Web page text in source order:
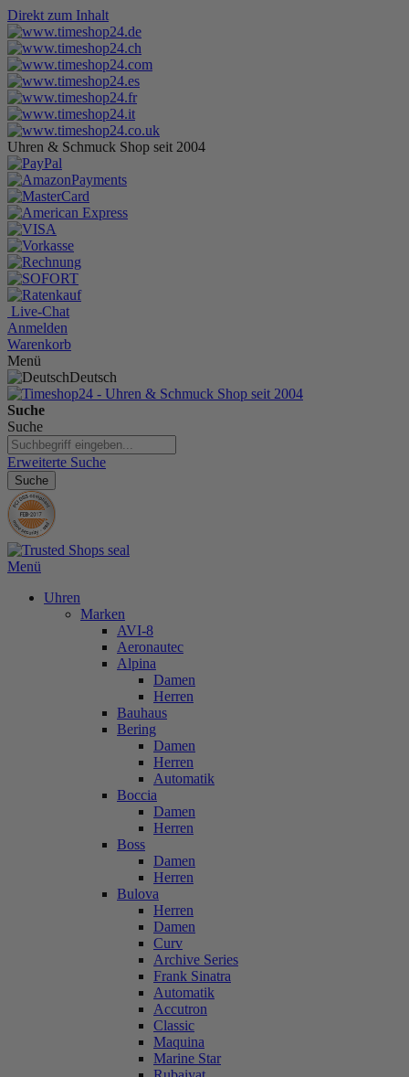
Direkt zum Inhalt
Uhren & Schmuck Shop seit 2004
Live-Chat
Anmelden
Warenkorb
Menü
Deutsch
Suche
Suche
Erweiterte Suche
Suche
Menü
Uhren
Marken
AVI-8
Aeronautec
Alpina
Damen
Herren
Bauhaus
Bering
Damen
Herren
Automatik
Boccia
Damen
Herren
Boss
Damen
Herren
Bulova
Herren
Damen
Curv
Archive Series
Frank Sinatra
Automatik
Accutron
Classic
Maquina
Marine Star